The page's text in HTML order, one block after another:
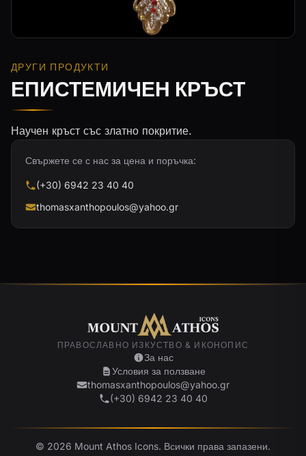
ДРУГИ ПРОДУКТИ
ЕПИСТЕМИЧЕН КРЪСТ
Научен кръст със златно покритие.
Свържете се с нас за цена и поръчка:
(+30) 6942 23 40 40
thomasxanthopoulos@yahoo.gr
ПРАВОСЛАВНО ИЗКУСТВО & ИКОНОПИС
За нас
Условия за ползване
thomasxanthopoulos@yahoo.gr
(+30) 6942 23 40 40
© 2026 Mount Athos Icons. Всички права запазени.